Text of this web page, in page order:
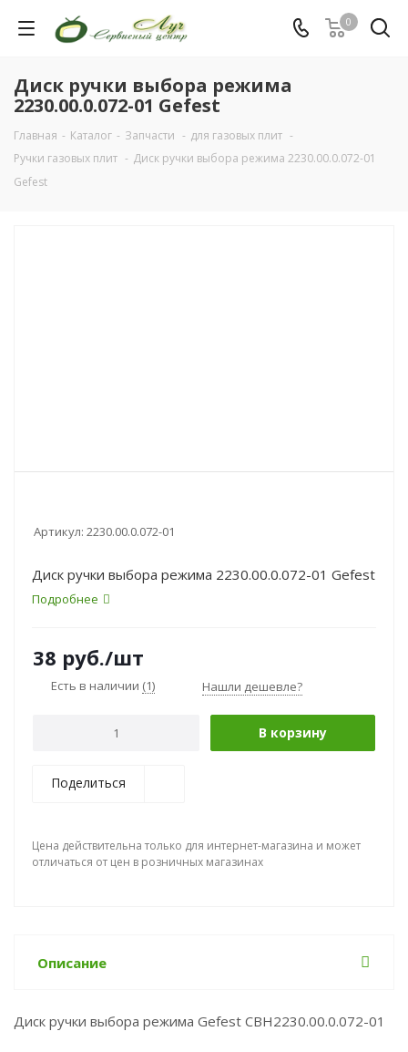
0
Диск ручки выбора режима
2230.00.0.072-01 Gefest
Главная - Каталог - Запчасти - для газовых плит -
Ручки газовых плит - Диск ручки выбора режима 2230.00.0.072-01
Gefest
Артикул: 2230.00.0.072-01
Диск ручки выбора режима 2230.00.0.072-01 Gefest
Подробнее
38 руб./шт
Есть в наличии (1) Нашли дешевле?
В корзину
Поделиться
Цена действительна только для интернет-магазина и может
отличаться от цен в розничных магазинах
Описание
Диск ручки выбора режима Gefest СВН2230.00.0.072-01